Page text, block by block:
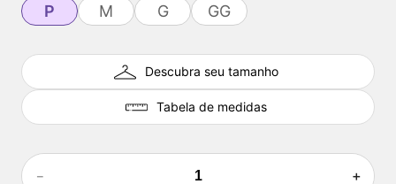
P M G GG
Descubra seu tamanho
Tabela de medidas
＋
－